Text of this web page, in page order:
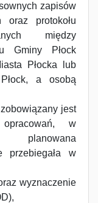
zapisów
oraz protokołu
między
Gminy Płock
Płocka lub
a osobą
jest
w
przebiegała w
wyznaczenie